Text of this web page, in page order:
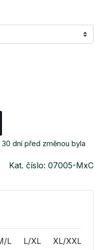
dní před změnou byla
Kat. číslo: 07005-MxC
L L/XL XL/XXL